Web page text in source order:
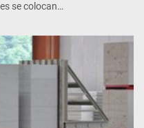
se colocan